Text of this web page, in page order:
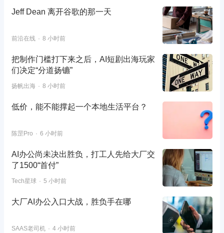
Jeff Dean 离开谷歌的那一天
前沿在线 8 小时前
把制作门槛打下来之后，AI短剧出海玩家
们决定“分道扬镳”
扬帆出海 8 小时前
低价，能不能撑起一个本地生活平台？
陈罡Pro 6 小时前
AI办公尚未决出胜负，打工人先给大厂交
了1500“首付”
Tech星球 5 小时前
大厂AI办公入口大战，胜负手在哪
SAAS老司机 4 小时前